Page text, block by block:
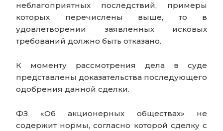
неблагоприятных последствий, примеры
которых перечислены выше, то в
удовлетворении заявленных исковых
требований должно быть отказано.
К моменту рассмотрения дела в суде
представлены доказательства последующего
одобрения данной сделки.
ФЗ «Об акционерных обществах» не
содержит нормы, согласно которой сделку с